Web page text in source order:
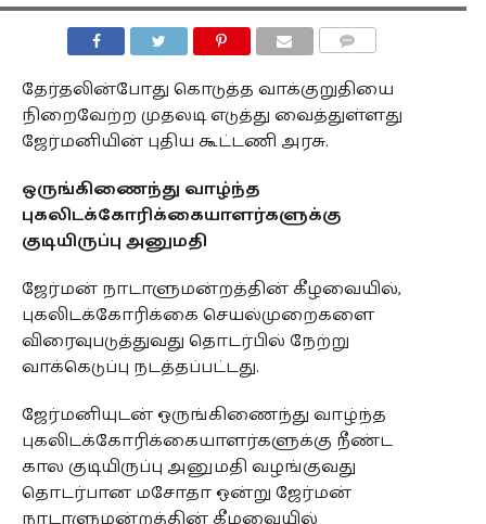
தேர்தலின்போது கொடுத்த வாக்குறுதியை
நிறைவேற்ற முதலடி எடுத்து வைத்துள்ளது
ஜேர்மனியின் புதிய கூட்டணி அரசு.
ஒருங்கிணைந்து வாழ்ந்த
புகலிடக்கோரிக்கையாளர்களுக்கு
குடியிருப்பு அனுமதி
ஜேர்மன் நாடாளுமன்றத்தின் கீழவையில்,
புகலிடக்கோரிக்கை செயல்முறைகளை
விரைவுபடுத்துவது தொடர்பில் நேற்று
வாக்கெடுப்பு நடத்தப்பட்டது.
ஜேர்மனியுடன் ஒருங்கிணைந்து வாழ்ந்த
புகலிடக்கோரிக்கையாளர்களுக்கு நீண்ட
கால குடியிருப்பு அனுமதி வழங்குவது
தொடர்பான மசோதா ஒன்று ஜேர்மன்